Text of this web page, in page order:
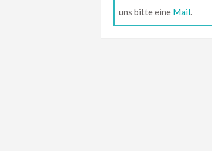
uns bitte eine Mail.